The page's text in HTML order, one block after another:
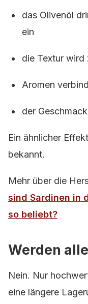
das Olivenöl
ein
die Textur wird
Aromen
der
Ein ähnlicher
bekannt.
Mehr über die
sind Sardinen in
so beliebt?
Werden
Nein. Nur
eine längere